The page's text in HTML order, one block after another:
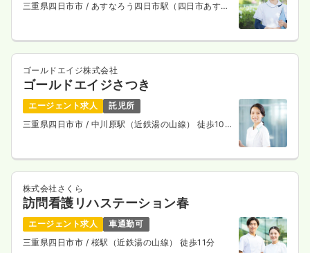
気になる
三重県四日市市 / あすなろう四日市駅（四日市あすな
ゴールドエイジ株式会社
ゴールドエイジさつき
エージェント求人
託児所
三重県四日市市 / 中川原駅（近鉄湯の山線） 徒歩10
株式会社さくら
訪問看護リハステーション春
エージェント求人
車通勤可
三重県四日市市 / 桜駅（近鉄湯の山線） 徒歩11分